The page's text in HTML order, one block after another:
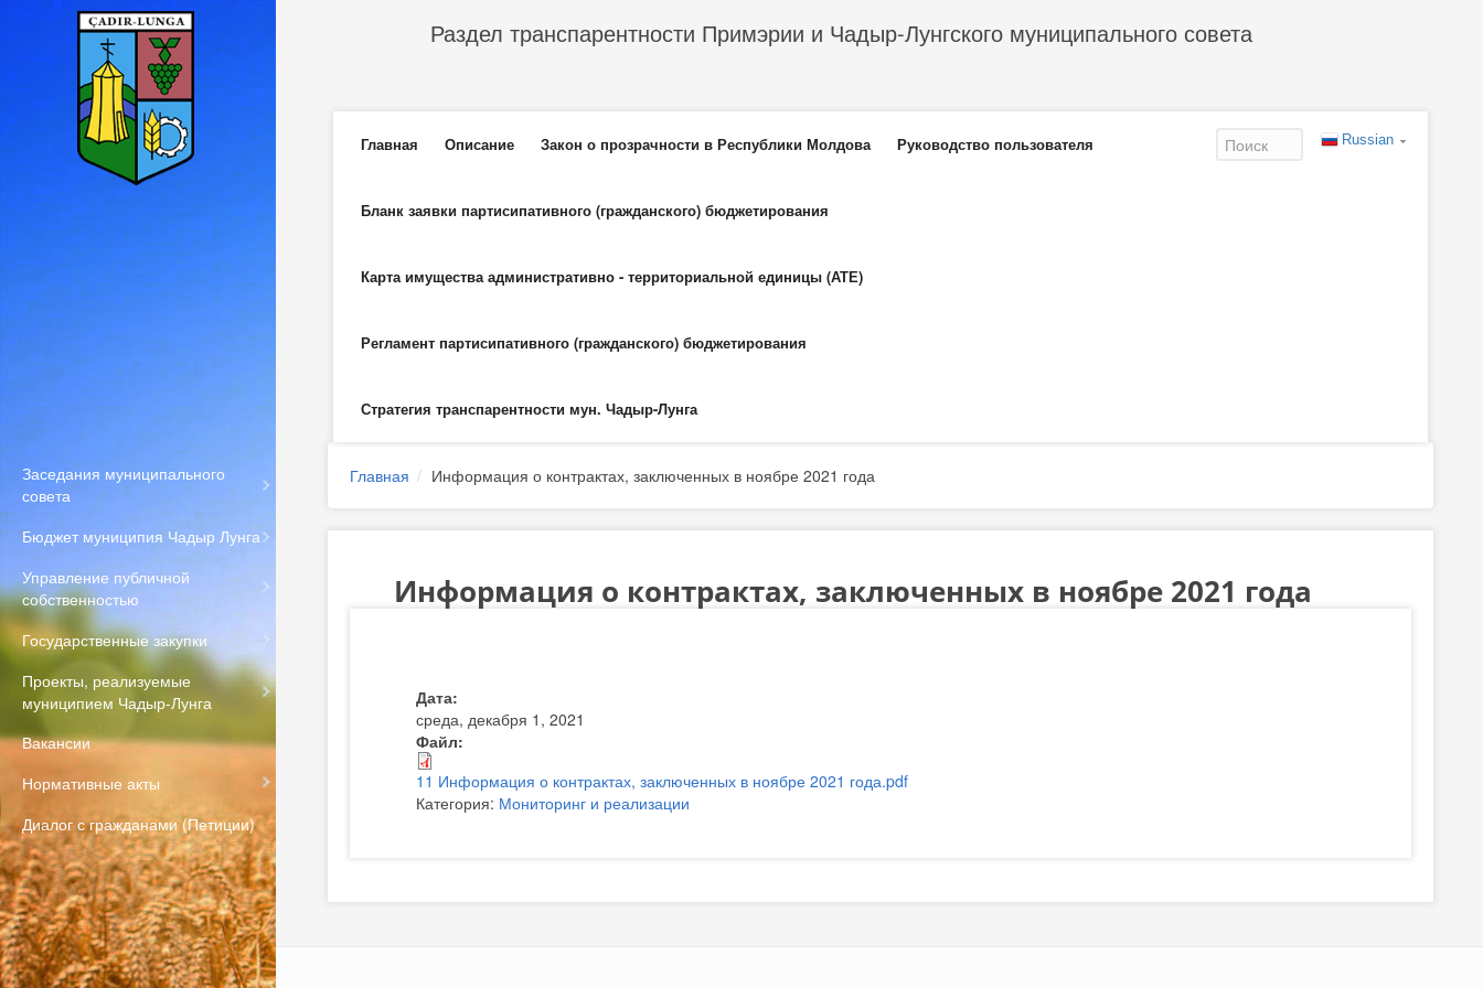
Перейти к основному содержанию
Раздел транспарентности Примэрии и Чадыр-Лунгского муниципального совета
Главное меню
Главная Описание Закон о прозрачности в Республики Молдова Руководство пользователя
Бланк заявки партисипативного (гражданского) бюджетирования
Карта имущества административно - территориальной единицы (АТЕ)
Регламент партисипативного (гражданского) бюджетирования
Стратегия транспарентности мун. Чадыр-Лунга
Russian
Заседания муниципального
совета
Бюджет муниципия Чадыр Лунга
Управление публичной
собственностью
Государственные закупки
Проекты, реализуемые
муниципием Чадыр-Лунга
Вакансии
Нормативные акты
Диалог с гражданами (Петиции)
Главная Информация о контрактах, заключенных в ноябре 2021 года
Информация о контрактах, заключенных в ноябре 2021 года
Дата:
среда, декабря 1, 2021
Файл:
11 Информация о контрактах, заключенных в ноябре 2021 года.pdf
Категория: Мониторинг и реализации